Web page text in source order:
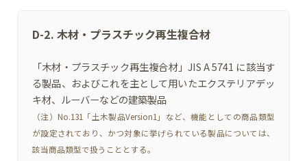
D-2. 木材・プラスチック再生複合材
「木材・プラスチック再生複合材」JIS A 5741 に該当す
る製品、およびこれを主として用いたエクステリアデッ
キ材、ルーバーなどの建築製品
（注）No.131「土木製品Version1」など、機能としての商品類型
が設定されており、かつ対象に挙げられている製品については、
該当商品類型で扱うこととする。